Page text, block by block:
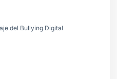
del Bullying Digital